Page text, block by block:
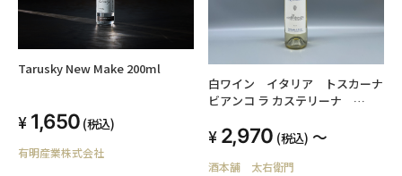
Tarusky New Make 200ml
1,650 (税込)
有明産業株式会社
白ワイン イタリア トスカーナ
ビアンコ ラ カステリーナ
2,970 (税込) ～
酒本舗 太右衛門